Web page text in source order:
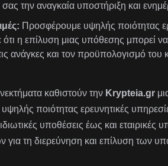
την αναγκαία υποστήριξη και
Προσφέρουμε υψηλής ποιότητας
η επίλυση μιας υπόθεσης μπορεί
ανάγκες και τον προϋπολογισμό του
καθιστούν την Krypteia.gr
ποιότητας ερευνητικές
υποθέσεις έως και εταιρικές
για τη διερεύνηση και επίλυση των